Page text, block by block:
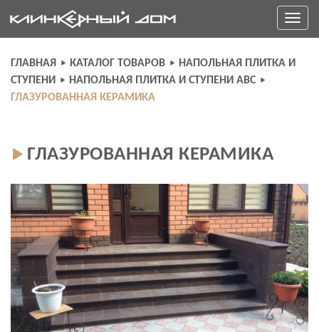
to
content
Toggle
ГЛАВНАЯ КАТАЛОГ ТОВАРОВ
НАПОЛЬНАЯ ПЛИТКА И
СТУПЕНИ
НАПОЛЬНАЯ ПЛИТКА И СТУПЕНИ ABC
ГЛАЗУРОВАННАЯ КЕРАМИКА
ГЛАЗУРОВАННАЯ КЕРАМИКА